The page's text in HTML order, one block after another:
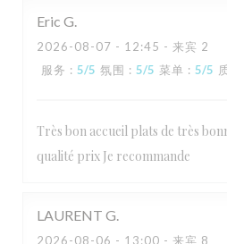
Eric G
2026-08-07 - 12:45 - 来宾 2
服务 : 5/5 氛围 : 5/5 菜单 : 5/5
Très bon accueil plats de très
qualité prix Je recommande
LAURENT G
2026-08-06 - 13:00 - 来宾 8